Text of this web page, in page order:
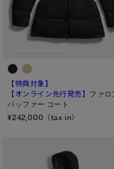
【特典対象】
【オンライン先行発売】 ファロ
パッファー コート
¥242,000（tax in）